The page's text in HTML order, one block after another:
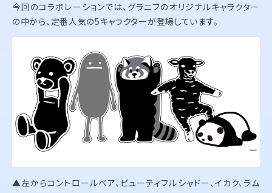
今回のコラボレーションでは、グラニフのオリジナルキャラクター
の中から、定番人気の5キャラクターが登場しています。
▲左からコントロールベア、ビューティフルシャドー、イカク、ラム